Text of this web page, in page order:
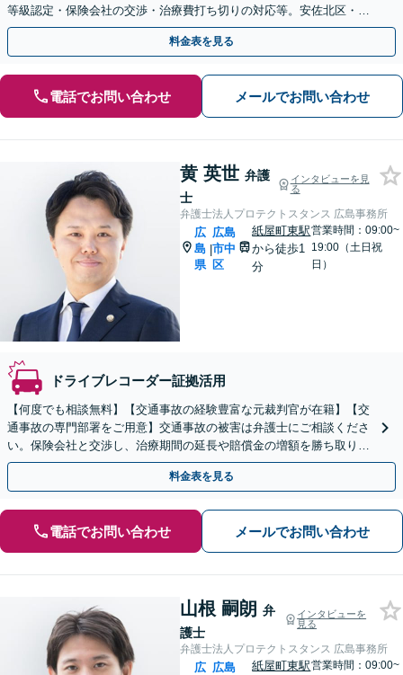
等級認定・保険会社の交渉・治療費打ち切りの対応等。安佐北区・安
佐南区の皆様を親身にサポート！【JR緑井駅5分】
料金表を見る
電話でお問い合わせ メールでお問い合わせ
黄 英世 弁護
士
インタビューを見
る
弁護士法人プロテクトスタンス 広島事務所
広
島
県
|
広島
市中
区
紙屋町東駅
から徒歩1
分
営業時間：09:00~
19:00（土日祝
日）
ドライブレコーダー証拠活用
【何度でも相談無料】【交通事故の経験豊富な元裁判官が在籍】【交
通事故の専門部署をご用意】交通事故の被害は弁護士にご相談くださ
い。保険会社と交渉し、治療期間の延長や賠償金の増額を勝ち取りま
す。後遺障害の等級認定の手続きなどもお任せください。
料金表を見る
電話でお問い合わせ メールでお問い合わせ
山根 嗣朗 弁
護士
インタビューを
見る
弁護士法人プロテクトスタンス 広島事務所
広 広島
紙屋町東駅営業時間：09:00~